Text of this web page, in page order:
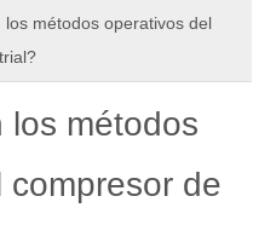
los métodos operativos del
los métodos
de